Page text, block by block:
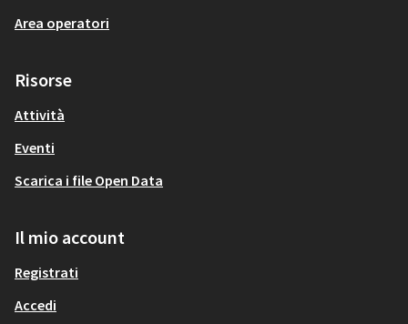
Area operatori
Risorse
Attività
Eventi
Scarica i file Open Data
Il mio account
Registrati
Accedi